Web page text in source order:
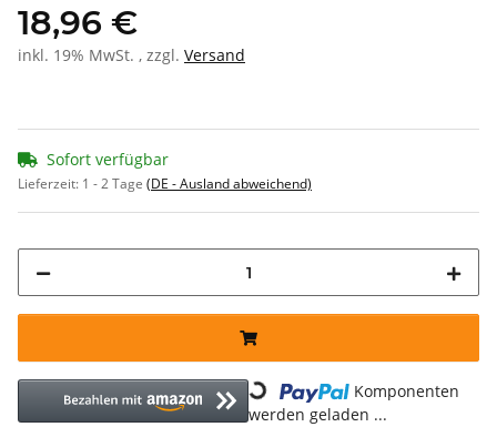
18,96 €
inkl. 19% MwSt. , zzgl. Versand
Sofort verfügbar
Lieferzeit: 1 - 2 Tage (DE - Ausland abweichend)
Loading...
Komponenten
werden geladen ...